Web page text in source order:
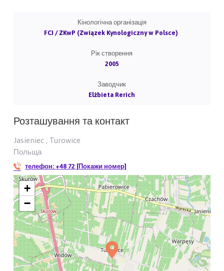
Кінологічна організація
FCI / ZKwP (Związek Kynologiczny w Polsce)
Рік створення
2005
Заводчик
Elżbieta Rerich
Розташування та контакт
Jasieniec , Turowice
Польща
телефон: +48 72 [Покажи номер]
+
−